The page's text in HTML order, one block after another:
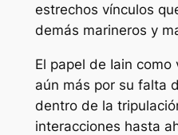
estrechos vínculos
demás marineros y
El papel de Iain
aún más por su falta
dentro de la
interacciones hasta